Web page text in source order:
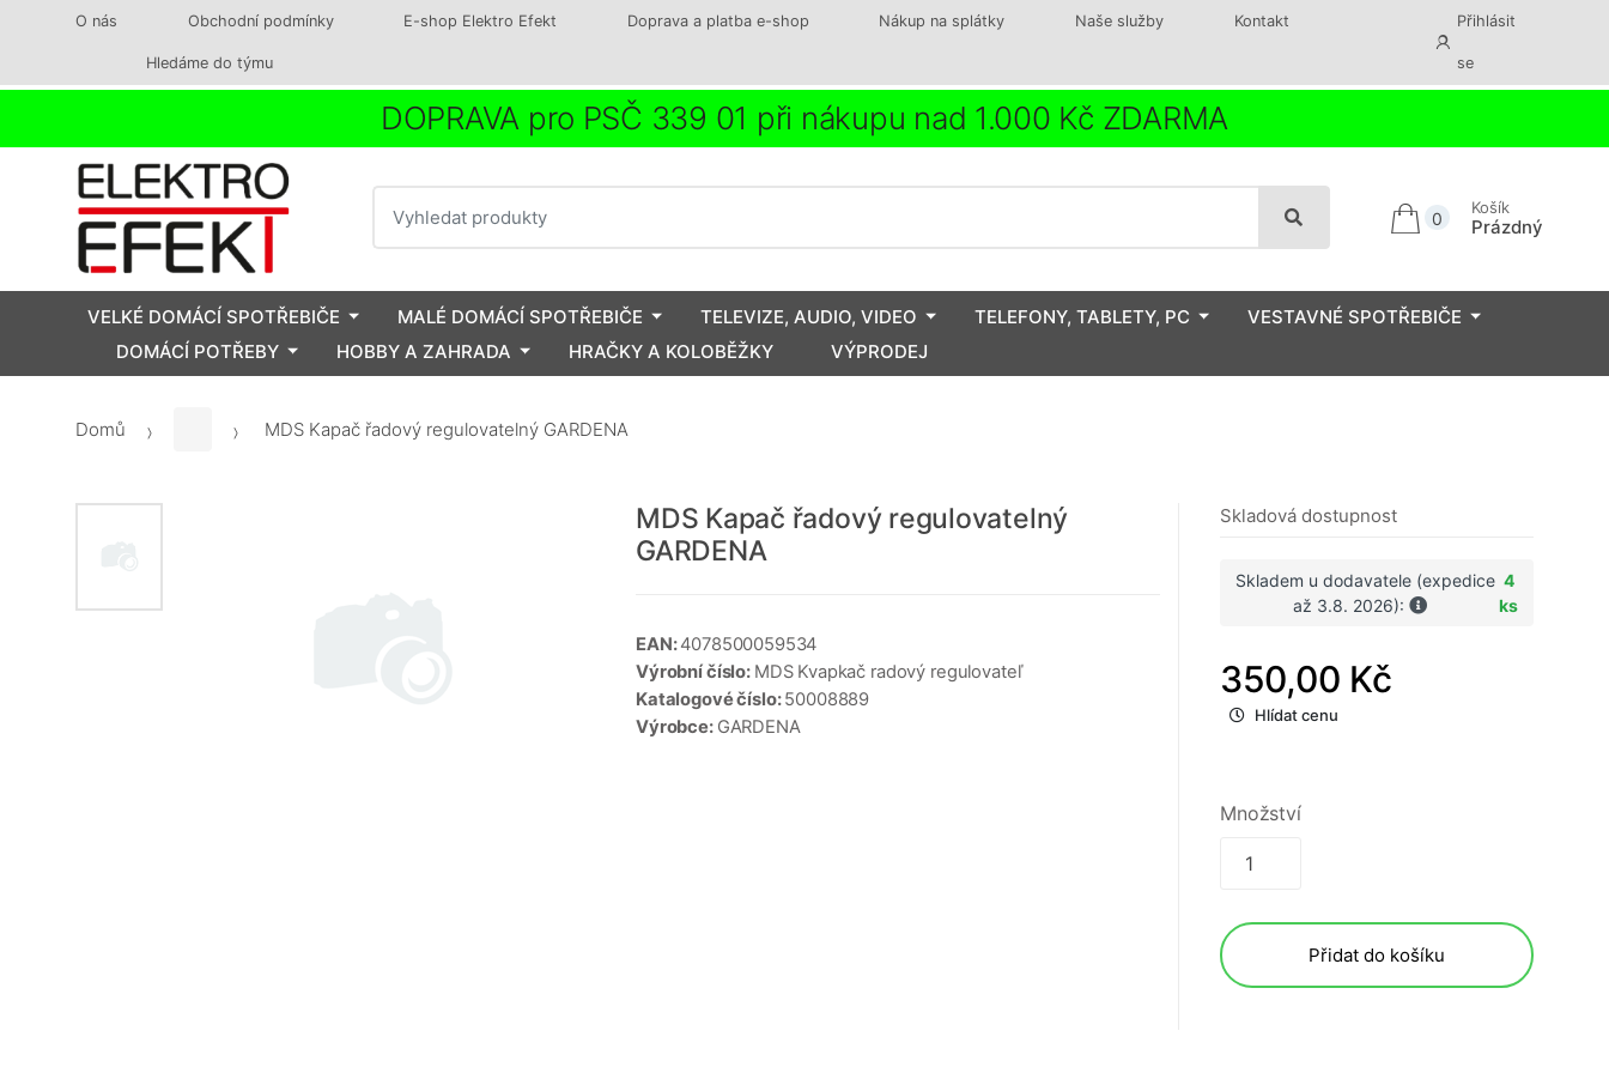
O nás Obchodní podmínky E-shop Elektro Efekt Doprava a platba e-shop Nákup na splátky Naše služby Kontakt
Hledáme do týmu
Přihlásit
se
DOPRAVA pro PSČ 339 01 při nákupu nad 1.000 Kč ZDARMA
0
Košík
Prázdný
VELKÉ DOMÁCÍ SPOTŘEBIČE MALÉ DOMÁCÍ SPOTŘEBIČE TELEVIZE, AUDIO, VIDEO TELEFONY, TABLETY, PC
VESTAVNÉ SPOTŘEBIČE
DOMÁCÍ POTŘEBY
HOBBY A ZAHRADA HRAČKY A KOLOBĚŽKY VÝPRODEJ
Domů MDS Kapač řadový regulovatelný GARDENA
MDS Kapač řadový regulovatelný
GARDENA
EAN:4078500059534
Výrobní číslo: MDS Kvapkač radový regulovateľ
Katalogové číslo:50008889
Výrobce: GARDENA
Skladová dostupnost
Skladem u dodavatele (expedice
až 3.8. 2026):
4
ks
350,00 Kč
Hlídat cenu
Množství
Přidat do košíku